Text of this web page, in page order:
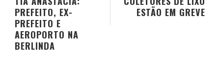
ESTÃO EM GREVE
PREFEITO, EX-
PREFEITO E
AEROPORTO NA
BERLINDA